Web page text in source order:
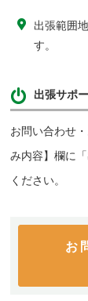
出張範囲
す。
出張サポ
お問い合わせ
み内容】欄に
ください。
お